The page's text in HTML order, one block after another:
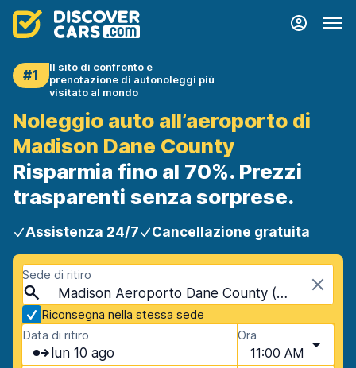
#1
Il sito di confronto e
prenotazione di autonoleggi più
visitato al mondo
Noleggio auto all’aeroporto di
Madison Dane County
Risparmia fino al 70%. Prezzi
trasparenti senza sorprese.
Assistenza 24/7 Cancellazione gratuita
Sede di ritiro
Madison Aeroporto Dane County (MSN), Madison, USA - Wisconsin
Riconsegna nella stessa sede
Data di ritiro
lun 10 ago
Ora
11:00 AM